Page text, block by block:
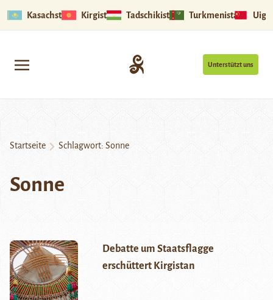
Kasachstan Kirgistan Tadschikistan Turkmenistan
Unterstützt uns
Startseite Schlagwort: Sonne
Sonne
Debatte um Staatsflagge
erschüttert Kirgistan